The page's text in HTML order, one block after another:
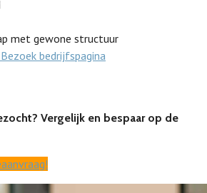
met gewone structuur
Bezoek bedrijfspagina
Vergelijk en bespaar op de